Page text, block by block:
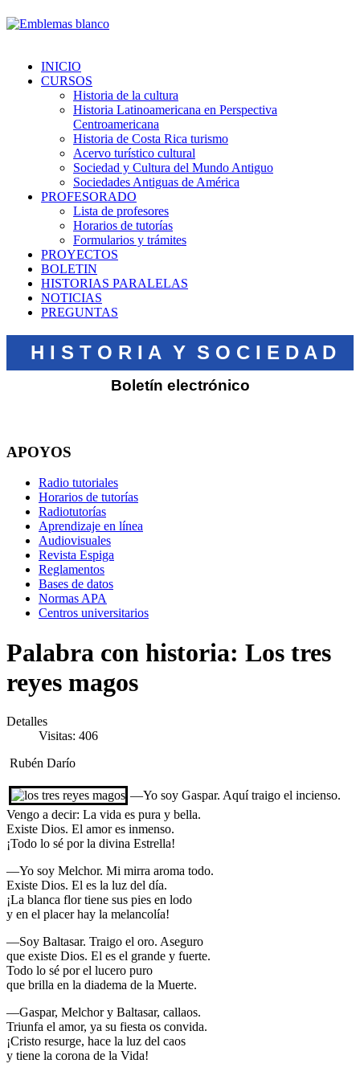
INICIO
CURSOS
Historia de la cultura
Historia Latinoamericana en Perspectiva
Centroamericana
Historia de Costa Rica turismo
Acervo turístico cultural
Sociedad y Cultura del Mundo Antiguo
Sociedades Antiguas de América
PROFESORADO
Lista de profesores
Horarios de tutorías
Formularios y trámites
PROYECTOS
BOLETIN
HISTORIAS PARALELAS
NOTICIAS
PREGUNTAS
H I S T O R I A Y S O C I E D A D
Boletín electrónico
APOYOS
Radio tutoriales
Horarios de tutorías
Radiotutorías
Aprendizaje en línea
Audiovisuales
Revista Espiga
Reglamentos
Bases de datos
Normas APA
Centros universitarios
Palabra con historia: Los tres
reyes magos
Detalles
Visitas: 406
Rubén Darío
—Yo soy Gaspar. Aquí traigo el incienso.
Vengo a decir: La vida es pura y bella.
Existe Dios. El amor es inmenso.
¡Todo lo sé por la divina Estrella!
—Yo soy Melchor. Mi mirra aroma todo.
Existe Dios. El es la luz del día.
¡La blanca flor tiene sus pies en lodo
y en el placer hay la melancolía!
—Soy Baltasar. Traigo el oro. Aseguro
que existe Dios. El es el grande y fuerte.
Todo lo sé por el lucero puro
que brilla en la diadema de la Muerte.
—Gaspar, Melchor y Baltasar, callaos.
Triunfa el amor, ya su fiesta os convida.
¡Cristo resurge, hace la luz del caos
y tiene la corona de la Vida!